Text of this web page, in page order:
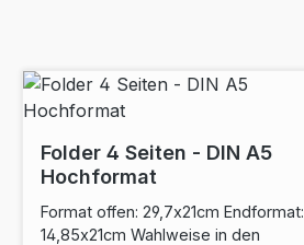
Folder 4 Seiten - DIN A5
Hochformat
Format offen: 29,7x21cm Endformat:
14,85x21cm Wahlweise in den